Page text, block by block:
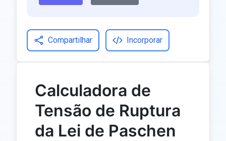
Compartilhar Incorporar
Calculadora de
Tensão de Ruptura
da Lei de Paschen